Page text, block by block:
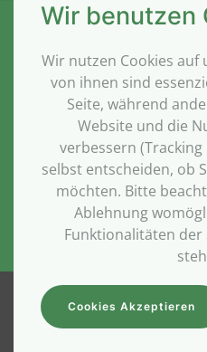
Steindamm 20
31311 Uetze - Hänigsen
05147-92047
info@sander-entsorgungsdienst.de
2026 S&S Entsorgungsdienst
Wir benutzen
Wir nutzen Cookies auf
von ihnen sind
Seite, während
Website und die
verbessern (Tracking
selbst entscheiden, ob
möchten. Bitte
Ablehnung
Funktionalitäten der
Cookies Akzeptieren